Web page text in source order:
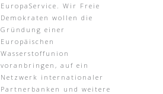
EuropaService. Wir Freie
Demokraten wollen die
Gründung einer
Europäischen
Wasserstoffunion
voranbringen, auf ein
Netzwerk internationaler
Partnerbanken und weitere